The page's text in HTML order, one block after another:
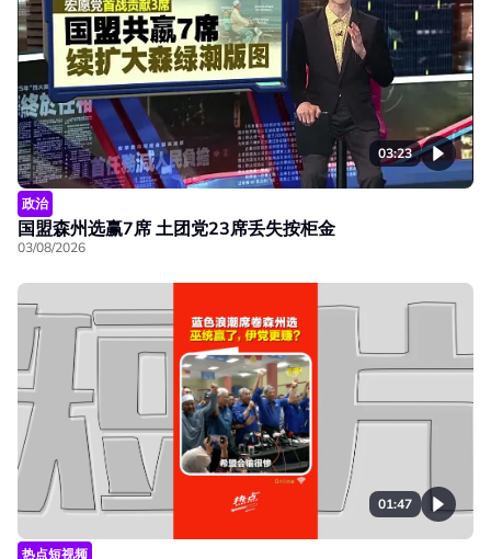
03:23
政治
国盟森州选赢7席 土团党23席丢失按柜金
03/08/2026
01:47
热点短视频